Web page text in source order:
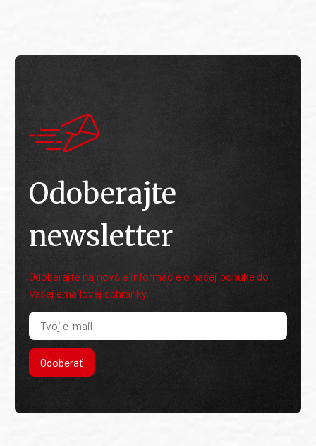
Odoberajte
newsletter
Odoberajte najnovšie informácie o našej ponuke do
Vašej emailovej schránky.
Odoberať